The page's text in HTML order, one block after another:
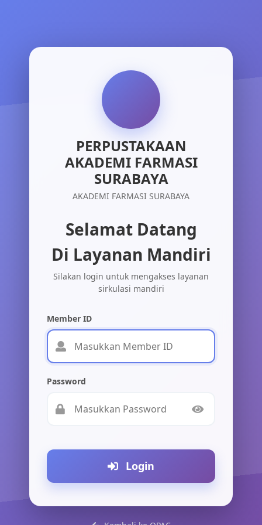
PERPUSTAKAAN
AKADEMI FARMASI
SURABAYA
AKADEMI FARMASI SURABAYA
Selamat Datang
Di Layanan Mandiri
Silakan login untuk mengakses layanan
sirkulasi mandiri
Member ID
Password
Login
Koleksi Lengkap
Tersedia ribuan koleksi buku, jurnal, dan multimedia